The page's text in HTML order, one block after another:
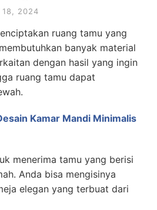
18, 2024
ruang tamu yang
banyak material
dengan hasil yang ingin
ruang tamu dapat
Kamar Mandi Minimalis
menerima tamu yang berisi
Anda bisa mengisinya
elegan yang terbuat dari